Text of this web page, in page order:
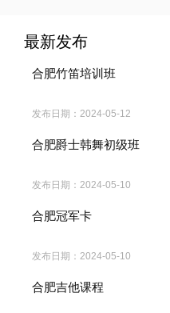
最新发布
合肥竹笛培训班
发布日期： 2024-05-12
合肥爵士韩舞初级班
发布日期： 2024-05-10
合肥冠军卡
发布日期： 2024-05-10
合肥吉他课程